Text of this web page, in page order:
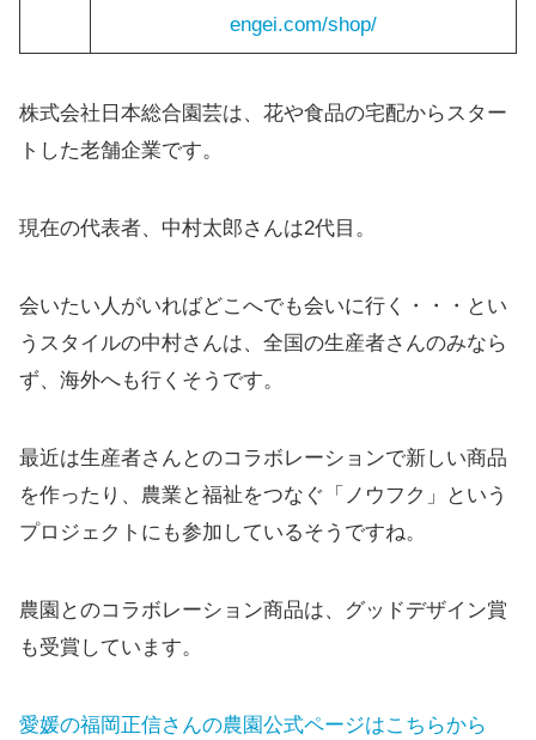
engei.com/shop/
株式会社日本総合園芸は、花や食品の宅配からスター
トした老舗企業です。
現在の代表者、中村太郎さんは2代目。
会いたい人がいればどこへでも会いに行く・・・とい
うスタイルの中村さんは、全国の生産者さんのみなら
ず、海外へも行くそうです。
最近は生産者さんとのコラボレーションで新しい商品
を作ったり、農業と福祉をつなぐ「ノウフク」という
プロジェクトにも参加しているそうですね。
農園とのコラボレーション商品は、グッドデザイン賞
も受賞しています。
愛媛の福岡正信さんの農園公式ページはこちらから